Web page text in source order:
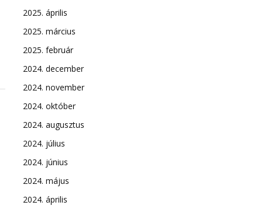
2025. április
2025. március
2025. február
2024. december
2024. november
2024. október
2024. augusztus
2024. július
2024. június
2024. május
2024. április